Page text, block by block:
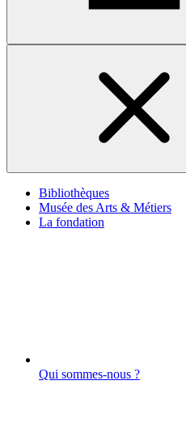
Bibliothèques
Musée des Arts & Métiers
La fondation
Qui sommes-nous ?